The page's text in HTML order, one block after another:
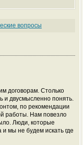
вопросы
договорам. Столько
и двусмысленно понять.
по рекомендации
работы. Нам повезло
Люди, которые
мы не будем искать где